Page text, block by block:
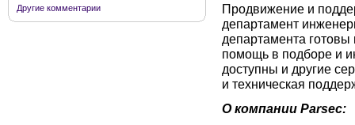
Другие комментарии
Продвижение и
департамент
департамента готовы
помощь в подборе и
доступны и другие
и техническая
О компании Parsec: